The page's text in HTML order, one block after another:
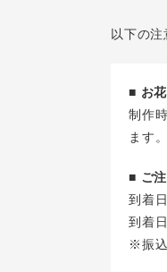
以下の
■ お
制作
ます
■ ご
到着
到着
※振込